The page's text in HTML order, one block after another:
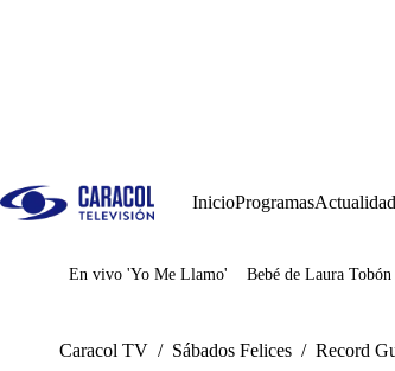
InicioProgramasActualidad
Juegos
En vivo 'Yo Me Llamo' Bebé de Laura Tobón
Caracol TV / Sábados Felices / Record